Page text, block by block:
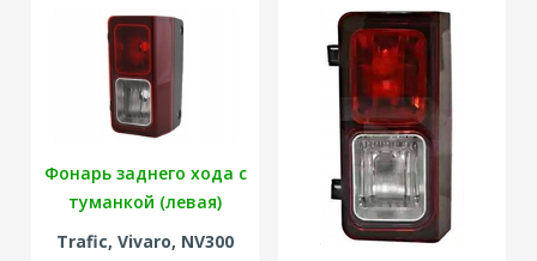
Фонарь заднего хода с
туманкой (левая)
Trafic, Vivaro, NV300